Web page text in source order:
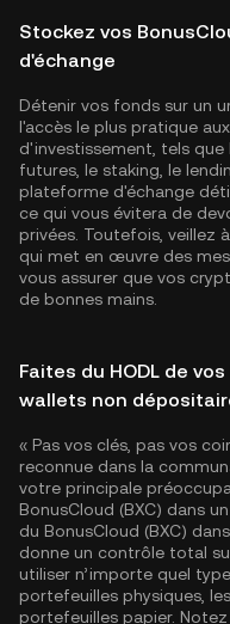
Stockez vos
d'échange
Détenir vos fonds sur un
l'accès le plus pratique
d'investissement, tels
futures, le staking, le
plateforme d'échange
ce qui vous évitera de
privées. Toutefois, veillez
qui met en œuvre des
vous assurer que vos
de bonnes mains.
Faites du HODL de
wallets non
« Pas vos clés, pas vos
reconnue dans la
votre principale
BonusCloud (BXC) dans
du BonusCloud (BXC)
donne un contrôle total
utiliser n’importe quel
portefeuilles physiques,
portefeuilles papier.